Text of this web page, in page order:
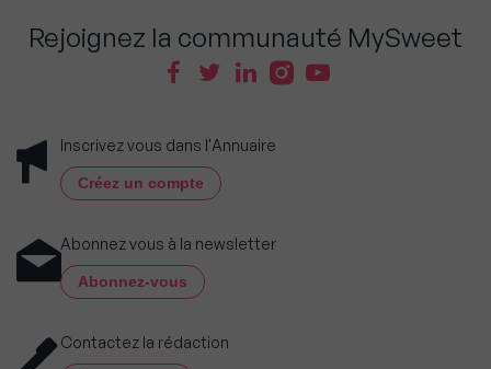
Rejoignez la communauté MySweet
Inscrivez vous dans l'Annuaire
Créez un compte
Abonnez vous à la newsletter
Abonnez-vous
Contactez la rédaction